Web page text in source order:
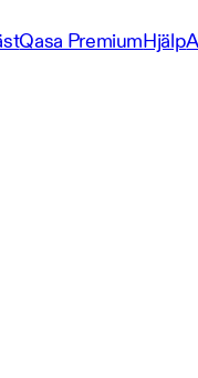
Qasa PremiumHjälp